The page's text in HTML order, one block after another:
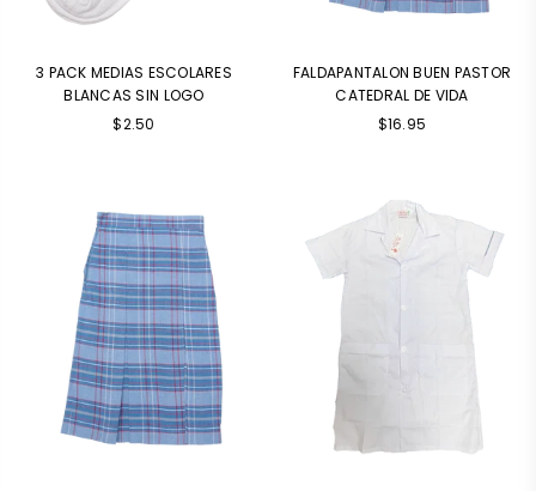
3 PACK MEDIAS ESCOLARES
BLANCAS SIN LOGO
Precio
$2.50
FALDAPANTALON BUEN PASTOR
CATEDRAL DE VIDA
$16.95